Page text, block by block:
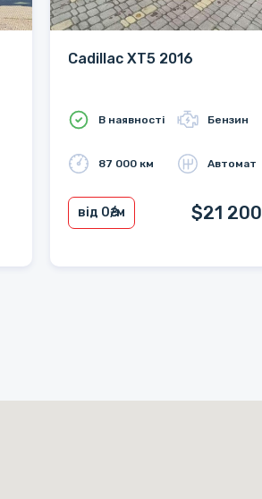
Cadillac XT5 2016
В наявності Бензин
87 000 км Автомат
від 0₴/м $21 200